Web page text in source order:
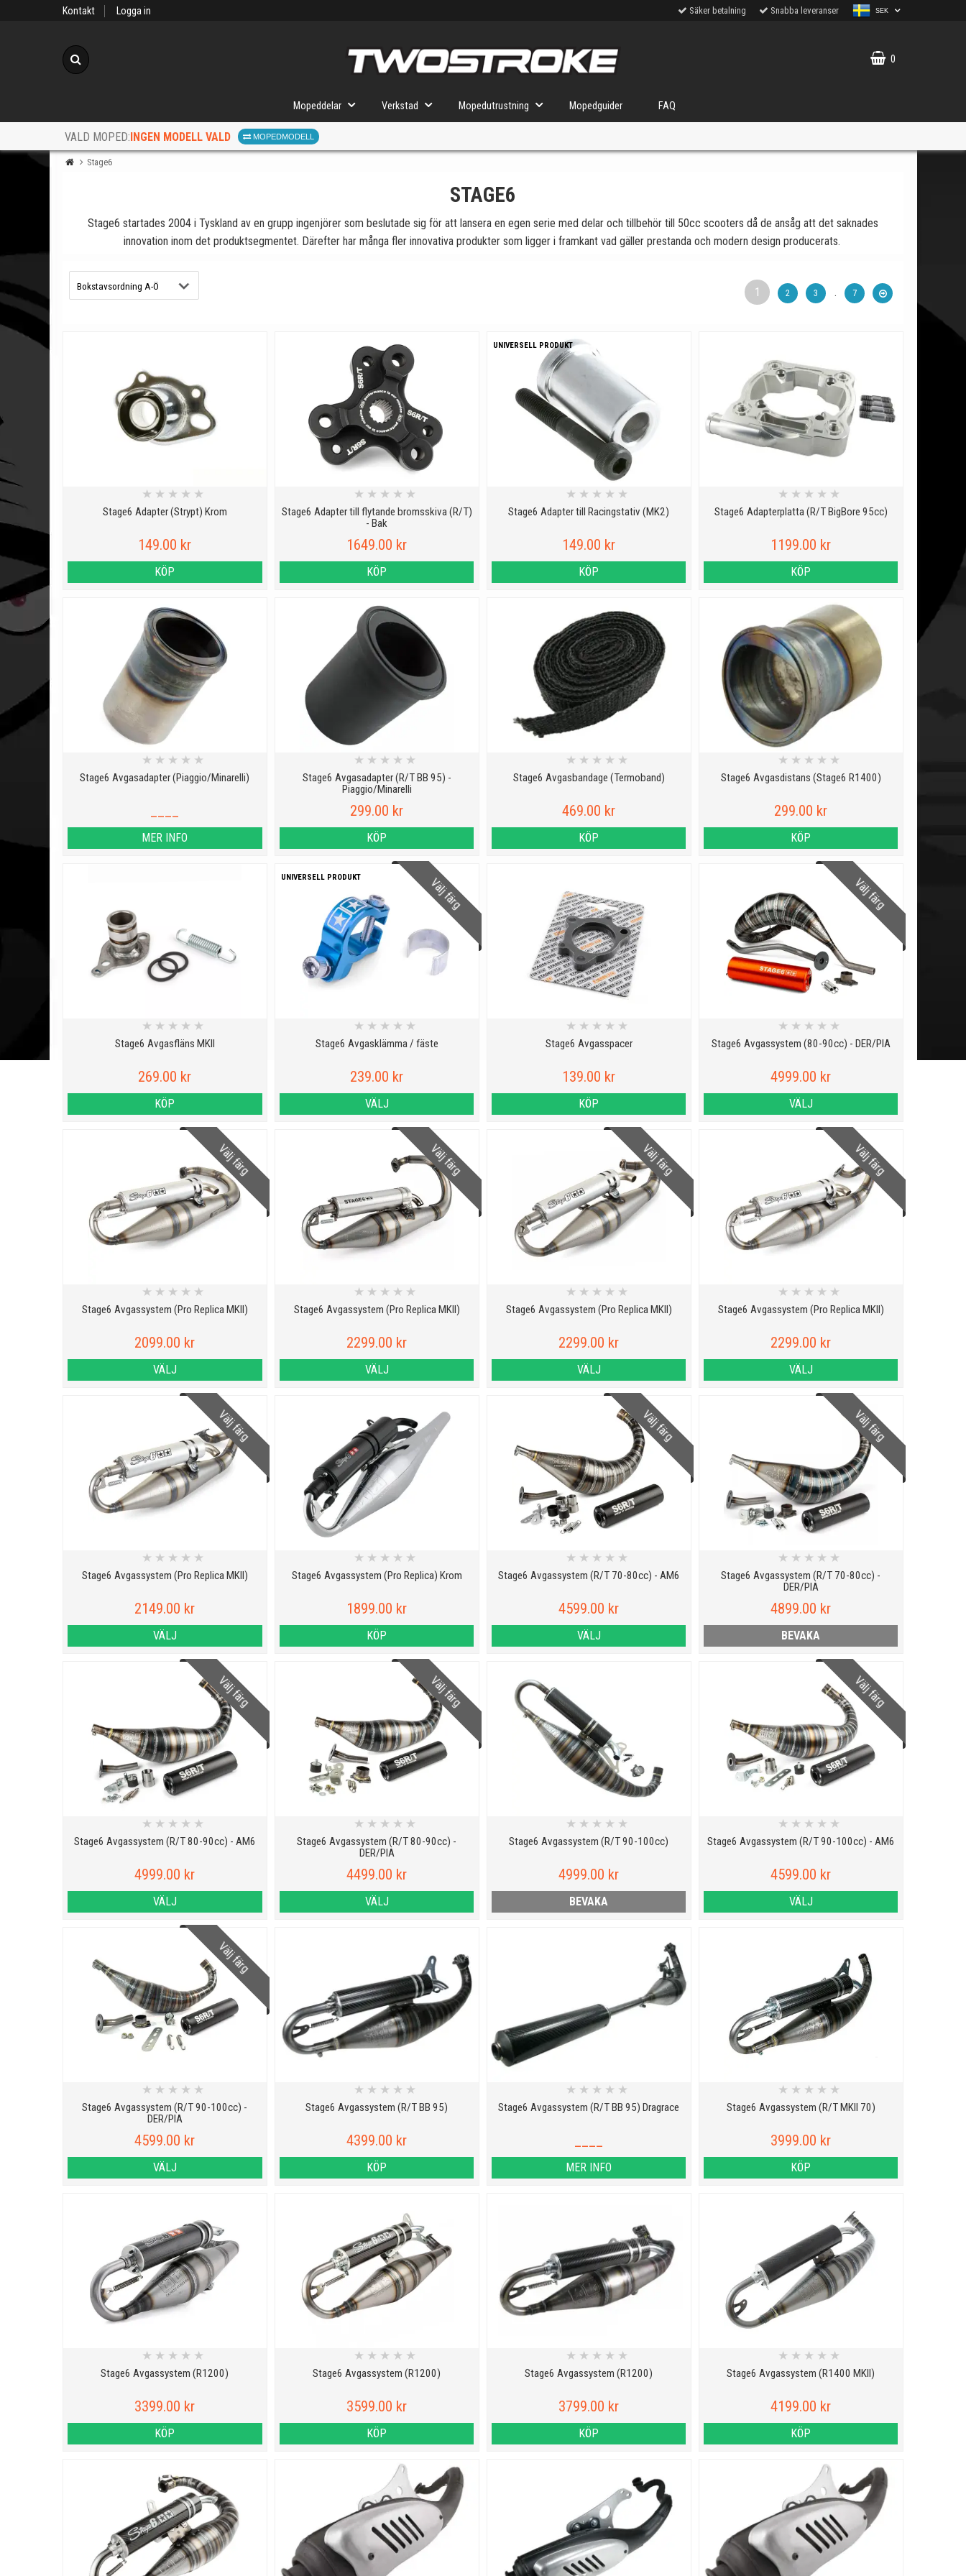
Kontakt Logga in Säker betalning Snabba leveranser SEK
0
Mopeddelar Verkstad Mopedutrustning Mopedguider FAQ
VALD MOPED:INGEN MODELL VALD MOPEDMODELL
VÄLJ MOPEDFÖR RÄTT DELAR
VÄLJ
Stage6
STAGE6
Stage6 startades 2004 i Tyskland av en grupp ingenjörer som beslutade sig för att lansera en egen serie med delar och tillbehör till 50cc scooters då de ansåg att det saknades
innovation inom det produktsegmentet. Därefter har många fler innovativa produkter som ligger i framkant vad gäller prestanda och modern design producerats.
1 2 3 . 7
Stage6 Adapter (Strypt) Krom
★ ★ ★ ★ ★
149.00 kr
KÖP
Stage6 Adapter till flytande bromsskiva (R/T)
- Bak
★ ★ ★ ★ ★
1649.00 kr
KÖP
UNIVERSELL PRODUKT
Stage6 Adapter till Racingstativ (MK2)
★ ★ ★ ★ ★
149.00 kr
KÖP
Stage6 Adapterplatta (R/T BigBore 95cc)
★ ★ ★ ★ ★
1199.00 kr
KÖP
Stage6 Avgasadapter (Piaggio/Minarelli)
★ ★ ★ ★ ★
MER INFO
Stage6 Avgasadapter (R/T BB 95) -
Piaggio/Minarelli
★ ★ ★ ★ ★
299.00 kr
KÖP
Stage6 Avgasbandage (Termoband)
★ ★ ★ ★ ★
469.00 kr
KÖP
Stage6 Avgasdistans (Stage6 R1400)
★ ★ ★ ★ ★
299.00 kr
KÖP
Stage6 Avgasfläns MKII
★ ★ ★ ★ ★
269.00 kr
KÖP
Välj färg
UNIVERSELL PRODUKT
Stage6 Avgasklämma / fäste
★ ★ ★ ★ ★
239.00 kr
VÄLJ
Stage6 Avgasspacer
★ ★ ★ ★ ★
139.00 kr
KÖP
Välj färg
Stage6 Avgassystem (80-90cc) - DER/PIA
★ ★ ★ ★ ★
4999.00 kr
VÄLJ
Välj färg
Stage6 Avgassystem (Pro Replica MKII)
★ ★ ★ ★ ★
2099.00 kr
VÄLJ
Välj färg
Stage6 Avgassystem (Pro Replica MKII)
★ ★ ★ ★ ★
2299.00 kr
VÄLJ
Välj färg
Stage6 Avgassystem (Pro Replica MKII)
★ ★ ★ ★ ★
2299.00 kr
VÄLJ
Välj färg
Stage6 Avgassystem (Pro Replica MKII)
★ ★ ★ ★ ★
2299.00 kr
VÄLJ
Välj färg
Stage6 Avgassystem (Pro Replica MKII)
★ ★ ★ ★ ★
2149.00 kr
VÄLJ
Stage6 Avgassystem (Pro Replica) Krom
★ ★ ★ ★ ★
1899.00 kr
KÖP
Välj färg
Stage6 Avgassystem (R/T 70-80cc) - AM6
★ ★ ★ ★ ★
4599.00 kr
VÄLJ
Välj färg
Stage6 Avgassystem (R/T 70-80cc) -
DER/PIA
★ ★ ★ ★ ★
4899.00 kr
BEVAKA
Välj färg
Stage6 Avgassystem (R/T 80-90cc) - AM6
★ ★ ★ ★ ★
4999.00 kr
VÄLJ
Välj färg
Stage6 Avgassystem (R/T 80-90cc) -
DER/PIA
★ ★ ★ ★ ★
4499.00 kr
VÄLJ
Stage6 Avgassystem (R/T 90-100cc)
★ ★ ★ ★ ★
4999.00 kr
BEVAKA
Välj färg
Stage6 Avgassystem (R/T 90-100cc) - AM6
★ ★ ★ ★ ★
4599.00 kr
VÄLJ
Välj färg
Stage6 Avgassystem (R/T 90-100cc) -
DER/PIA
★ ★ ★ ★ ★
4599.00 kr
VÄLJ
Stage6 Avgassystem (R/T BB 95)
★ ★ ★ ★ ★
4399.00 kr
KÖP
Stage6 Avgassystem (R/T BB 95) Dragrace
★ ★ ★ ★ ★
MER INFO
Stage6 Avgassystem (R/T MKII 70)
★ ★ ★ ★ ★
3999.00 kr
KÖP
Stage6 Avgassystem (R1200)
★ ★ ★ ★ ★
3399.00 kr
KÖP
Stage6 Avgassystem (R1200)
★ ★ ★ ★ ★
3599.00 kr
KÖP
Stage6 Avgassystem (R1200)
★ ★ ★ ★ ★
3799.00 kr
KÖP
Stage6 Avgassystem (R1400 MKII)
★ ★ ★ ★ ★
4199.00 kr
KÖP